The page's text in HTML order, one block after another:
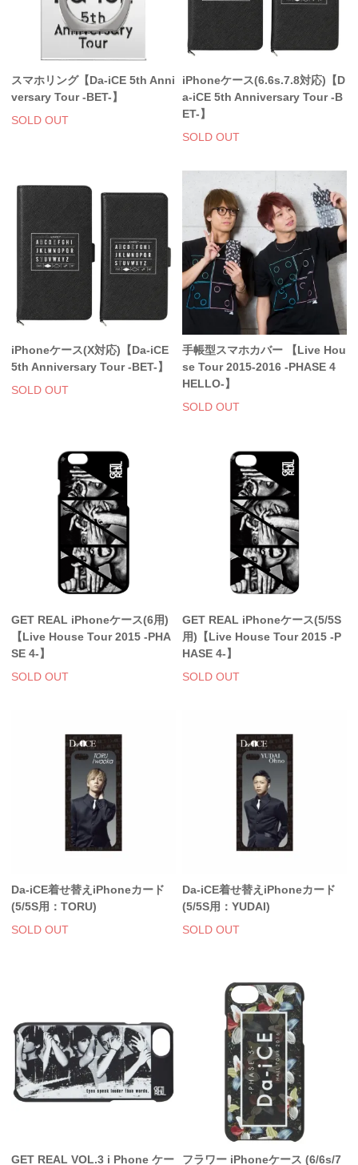
写真集・パンフレット
クリスマスアイテム
EC限定グッズ
スマホケース・モバイルバッテリー
スマホリング【Da-iCE 5th Anni
versary Tour -BET-】
SOLD OUT
iPhoneケース(6.6s.7.8対応)【D
a-iCE 5th Anniversary Tour -B
ET-】
SOLD OUT
iPhoneケース(X対応)【Da-iCE
5th Anniversary Tour -BET-】
SOLD OUT
手帳型スマホカバー 【Live Hou
se Tour 2015-2016 -PHASE 4
HELLO-】
SOLD OUT
GET REAL iPhoneケース(6用)
【Live House Tour 2015 -PHA
SE 4-】
SOLD OUT
GET REAL iPhoneケース(5/5S
用)【Live House Tour 2015 -P
HASE 4-】
SOLD OUT
Da-iCE着せ替えiPhoneカード
(5/5S用：TORU)
SOLD OUT
Da-iCE着せ替えiPhoneカード
(5/5S用：YUDAI)
SOLD OUT
GET REAL VOL.3 i Phone ケー フラワー iPhoneケース (6/6s/7